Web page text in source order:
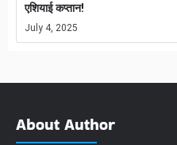
एशियाई कप्तान!
July 4, 2025
About Author